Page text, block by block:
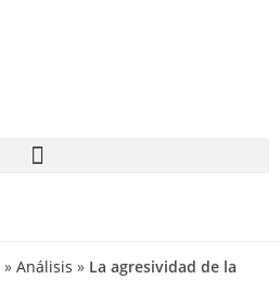
» Análisis » La agresividad de la